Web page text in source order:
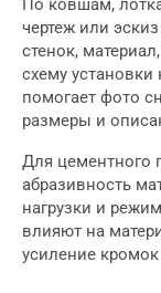
По ковшам,
чертеж или
стенок,
схему
помогает фото
размеры и
Для цементного
абразивность
нагрузки и
влияют на
усиление